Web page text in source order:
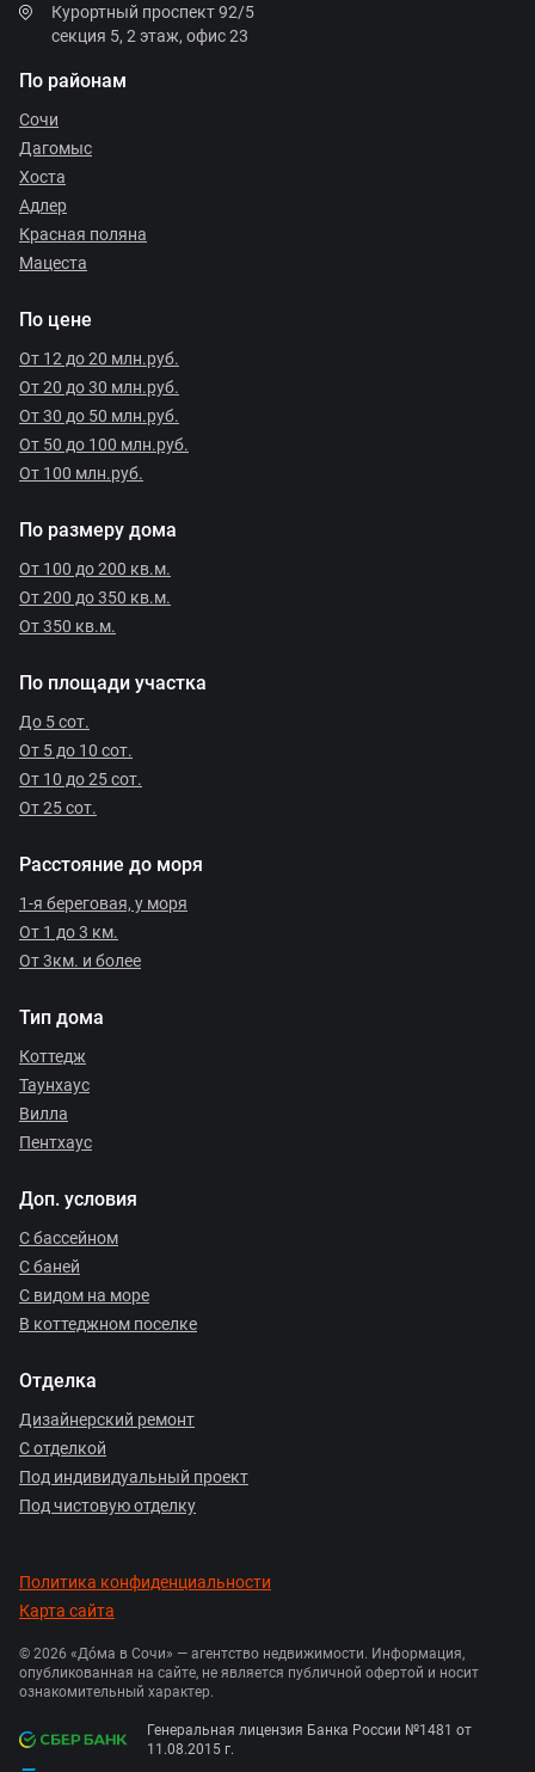
Курортный проспект 92/5
секция 5, 2 этаж, офис 23
По районам
Сочи
Дагомыс
Хоста
Адлер
Красная поляна
Мацеста
По цене
От 12 до 20 млн.руб.
От 20 до 30 млн.руб.
От 30 до 50 млн.руб.
От 50 до 100 млн.руб.
От 100 млн.руб.
По размеру дома
От 100 до 200 кв.м.
От 200 до 350 кв.м.
От 350 кв.м.
По площади участка
До 5 сот.
От 5 до 10 сот.
От 10 до 25 сот.
От 25 сот.
Расстояние до моря
1-я береговая, у моря
От 1 до 3 км.
От 3км. и более
Тип дома
Коттедж
Таунхаус
Вилла
Пентхаус
Доп. условия
С бассейном
С баней
С видом на море
В коттеджном поселке
Отделка
Дизайнерский ремонт
С отделкой
Под индивидуальный проект
Под чистовую отделку
Политика конфиденциальности
Карта сайта
© 2026 «Дóма в Сочи» — агентство недвижимости. Информация,
опубликованная на сайте, не является публичной офертой и носит
ознакомительный характер.
Генеральная лицензия Банка России №1481 от
11.08.2015 г.